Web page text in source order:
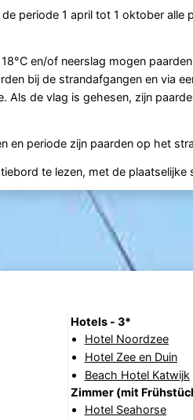
periode 1 april tot 1 oktober alle
en/of neerslag mogen
bij de strandafgangen en via
Als de vlag is gehesen, zijn
en periode zijn paarden op het
te lezen, met de
Hotels - 3*
Hotel Noordzee
Hotel Zee en Duin
Beach Hotel Katwijk
Zimmer (mit
Hotel Seahorse